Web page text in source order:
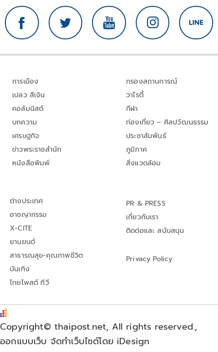
การเมือง
เปลว สีเงิน
คอลัมนิสต์
บทความ
เศรษฐกิจ
ข่าวพระราชสำนัก
หนังสือพิมพ์
กรองสถานการณ์
วาไรตี้
กีฬา
ท่องเที่ยว – ศิลปวัฒนธรรม
ประชาสัมพันธ์
ภูมิภาค
สิ่งแวดล้อม
ต่างประเทศ
อาชญากรรม
X-CITE
ยานยนต์
สาธารณสุข-คุณภาพชีวิต
บันเทิง
ไทยโพสต์ ทีวี
PR & PRESS
เกี่ยวกับเรา
ติดต่อและ สนับสนุน
Privacy Policy
Copyright© thaipost.net, All rights reserved.,
ออกแบบเว็บ จัดทำเว็บไซต์โดย iDesign